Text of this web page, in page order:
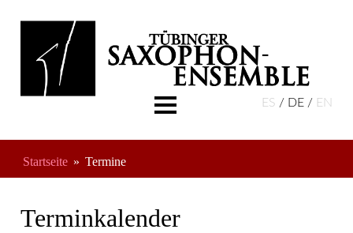
ES DE EN
Freundeskreis
Startseite Termine
Terminkalender